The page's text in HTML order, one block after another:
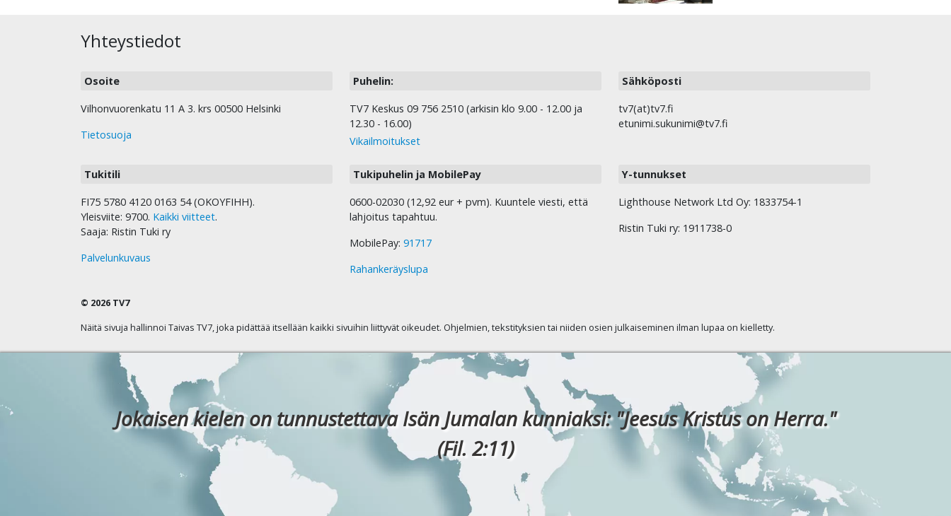
Yhteystiedot
Osoite
Vilhonvuorenkatu 11 A 3. krs 00500 Helsinki
Tietosuoja
Puhelin:
TV7 Keskus 09 756 2510 (arkisin klo 9.00 - 12.00 ja
12.30 - 16.00)
Vikailmoitukset
Sähköposti
tv7(at)tv7.fi
etunimi.sukunimi@tv7.fi
Tukitili
FI75 5780 4120 0163 54 (OKOYFIHH).
Yleisviite: 9700. Kaikki viitteet.
Saaja: Ristin Tuki ry
Palvelunkuvaus
Tukipuhelin ja MobilePay
0600-02030 (12,92 eur + pvm). Kuuntele viesti, että
lahjoitus tapahtuu.
MobilePay: 91717
Rahankeräyslupa
Y-tunnukset
Lighthouse Network Ltd Oy: 1833754-1
Ristin Tuki ry: 1911738-0
© 2026 TV7
Näitä sivuja hallinnoi Taivas TV7, joka pidättää itsellään kaikki sivuihin liittyvät oikeudet. Ohjelmien, tekstityksien tai niiden osien julkaiseminen ilman lupaa on kielletty.
Jokaisen kielen on tunnustettava Isän Jumalan kunniaksi: "Jeesus Kristus on Herra."
(Fil. 2:11)